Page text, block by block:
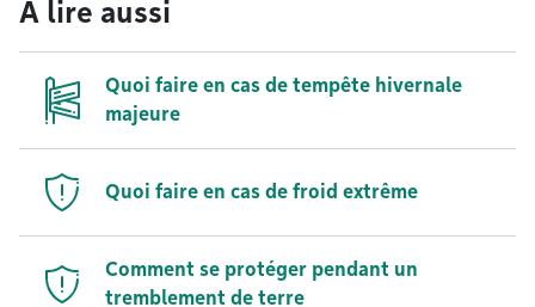
À lire aussi
Quoi faire en cas de tempête hivernale
majeure
Quoi faire en cas de froid extrême
Comment se protéger pendant un
tremblement de terre